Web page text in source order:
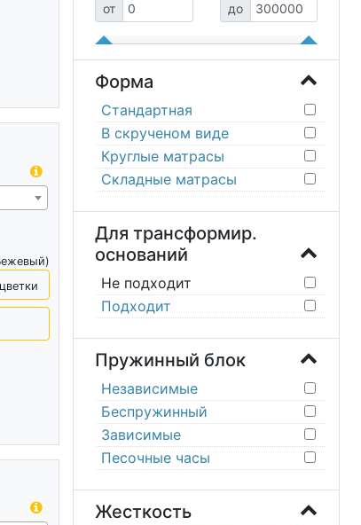
от до
Форма
Стандартная
В скрученом виде
Круглые матрасы
Складные матрасы
Для трансформир.
оснований
Не подходит
Подходит
Пружинный блок
Независимые
Беспружинный
Зависимые
Песочные часы
Жесткость